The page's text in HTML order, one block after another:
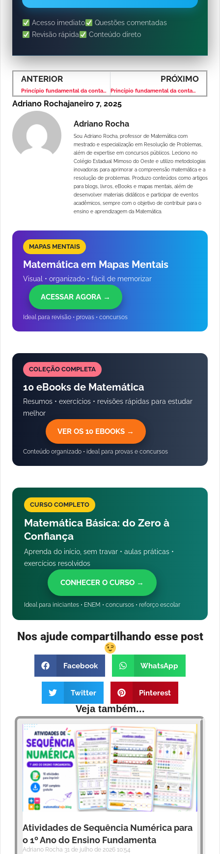
Acesso imediato
Questões comentadas
Revisão rápida
Conteúdo direto
ANTERIOR
Princípio fundamental da contagem exercícios
PRÓXIMO
Princípio fundamental da contagem exercícios
Adriano Rochajaneiro 7, 2025
Adriano Rocha
Sou Adriano Rocha, professor de Matemática com
mestrado e especialização em Resolução de Problemas,
além de expertise em concursos públicos. Leciono no
Colégio Estadual Mimoso do Oeste e utilizo metodologias
inovadoras para aprimorar a compreensão matemática e a
resolução de problemas. Produzo conteúdos como artigos
para blogs, livros, eBooks e mapas mentais, além de
desenvolver materiais didáticos e participar de eventos
acadêmicos, sempre com o objetivo de contribuir para o
ensino e aprendizagem da Matemática.
MAPAS MENTAIS
Matemática em Mapas Mentais
Visual • organizado • fácil de memorizar
ACESSAR AGORA →
Ideal para revisão • provas • concursos
COLEÇÃO COMPLETA
10 eBooks de Matemática
Resumos • exercícios • revisões rápidas para estudar
melhor
VER OS 10 EBOOKS →
Conteúdo organizado • ideal para provas e concursos
CURSO COMPLETO
Matemática Básica: do Zero à
Confiança
Aprenda do início, sem travar • aulas práticas •
exercícios resolvidos
CONHECER O CURSO →
Ideal para iniciantes • ENEM • concursos • reforço escolar
Nos ajude compartilhando esse post
Facebook WhatsApp
Twitter Pinterest
Veja também...
Atividades de Sequência Numérica para
o 1º Ano do Ensino Fundamenta
Adriano Rocha 31 de julho de 2026 10:54